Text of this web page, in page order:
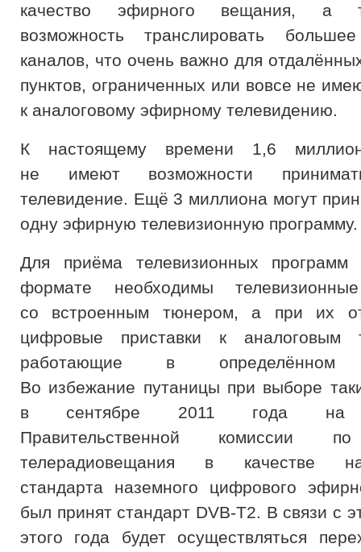
качество эфирного вещания, а
возможность транслировать
каналов, что очень важно для
пунктов, ограниченных или вовсе не
к аналоговому эфирному телевидению.
К настоящему времени 1,6
не имеют возможности
телевидение. Ещё 3 миллиона могут
одну эфирную телевизионную программу.
Для приёма телевизионных
формате необходимы
со встроенным тюнером, а при их
цифровые приставки к аналоговым
работающие в определённом
Во избежание путаницы при выборе
в сентябре 2011 года на
Правительственной комиссии
телерадиовещания в качестве
стандарта наземного цифрового
был принят стандарт DVB-T2. В связи с
этого года будет осуществляться